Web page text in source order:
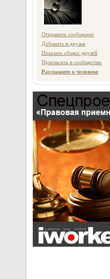
Отправить сообщение
Добавить в друзья
Показать общих друзей
Пригласить в сообщество
Расскажите о человеке